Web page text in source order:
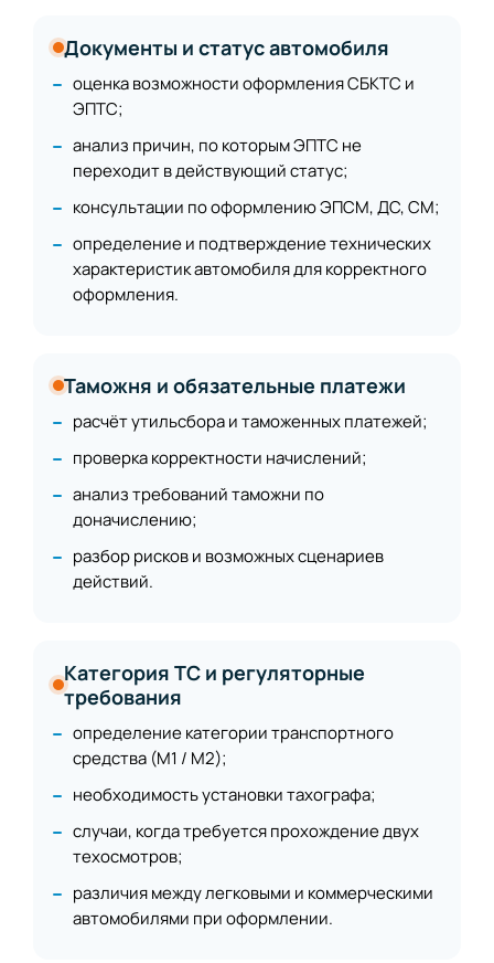
Документы и статус автомобиля
оценка возможности оформления СБКТС и
ЭПТС;
анализ причин, по которым ЭПТС не
переходит в действующий статус;
консультации по оформлению ЭПСМ, ДС, СМ;
определение и подтверждение технических
характеристик автомобиля для корректного
оформления.
Таможня и обязательные платежи
расчёт утильсбора и таможенных платежей;
проверка корректности начислений;
анализ требований таможни по
доначислению;
разбор рисков и возможных сценариев
действий.
Категория ТС и регуляторные
требования
определение категории транспортного
средства (М1 / М2);
необходимость установки тахографа;
случаи, когда требуется прохождение двух
техосмотров;
различия между легковыми и коммерческими
автомобилями при оформлении.